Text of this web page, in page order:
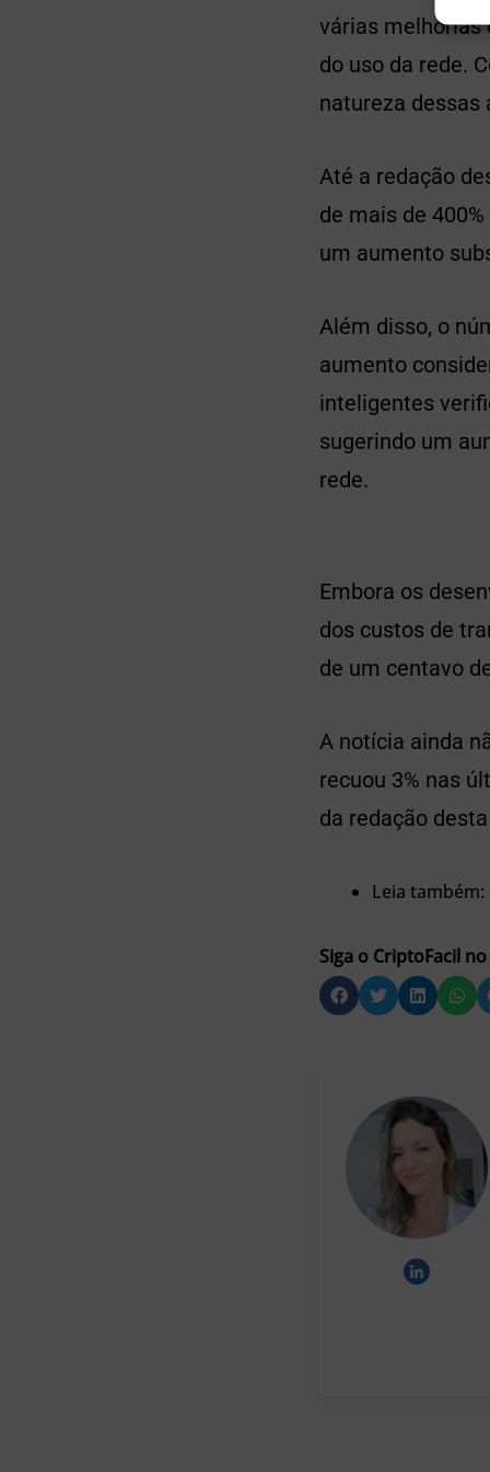
várias melhorias
do uso da rede.
natureza dessas
Até a redação
de mais de
um aumento
Além disso, o
aumento
inteligentes
sugerindo um
rede.
Embora os
dos custos de
de um centavo
A notícia ainda
recuou 3% nas
da redação
Leia também:
Siga o CriptoFacil no